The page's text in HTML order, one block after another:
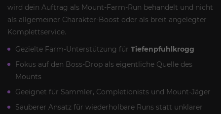
wird dein Auftrag als Mount-Farm-Run behandelt und nicht
als allgemeiner Charakter-Boost oder als breit angelegter
Komplettservice.
Gezielte Farm-Unterstützung für Tiefenpfuhlkrogg
Fokus auf den Boss-Drop als eigentliche Quelle des
Mounts
Geeignet für Sammler, Completionists und Mount-Jäger
Sauberer Ansatz für wiederholbare Runs statt unklarer